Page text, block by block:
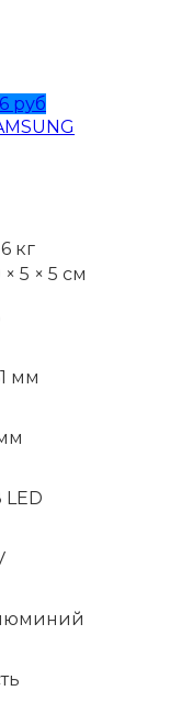
руб
кг
× 5 × 5 см
мм
LED